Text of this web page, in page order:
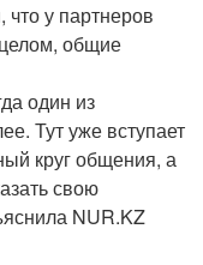
у партнеров
общие
один из
Тут уже вступает
круг общения, а
свою
NUR.KZ